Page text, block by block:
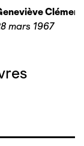
Clément
mars 1967